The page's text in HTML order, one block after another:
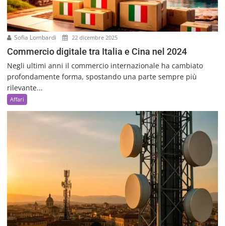
Sofia Lombardi 22 dicembre 2025
Commercio digitale tra Italia e Cina nel 2024
Negli ultimi anni il commercio internazionale ha cambiato
profondamente forma, spostando una parte sempre più
rilevante...
Affari